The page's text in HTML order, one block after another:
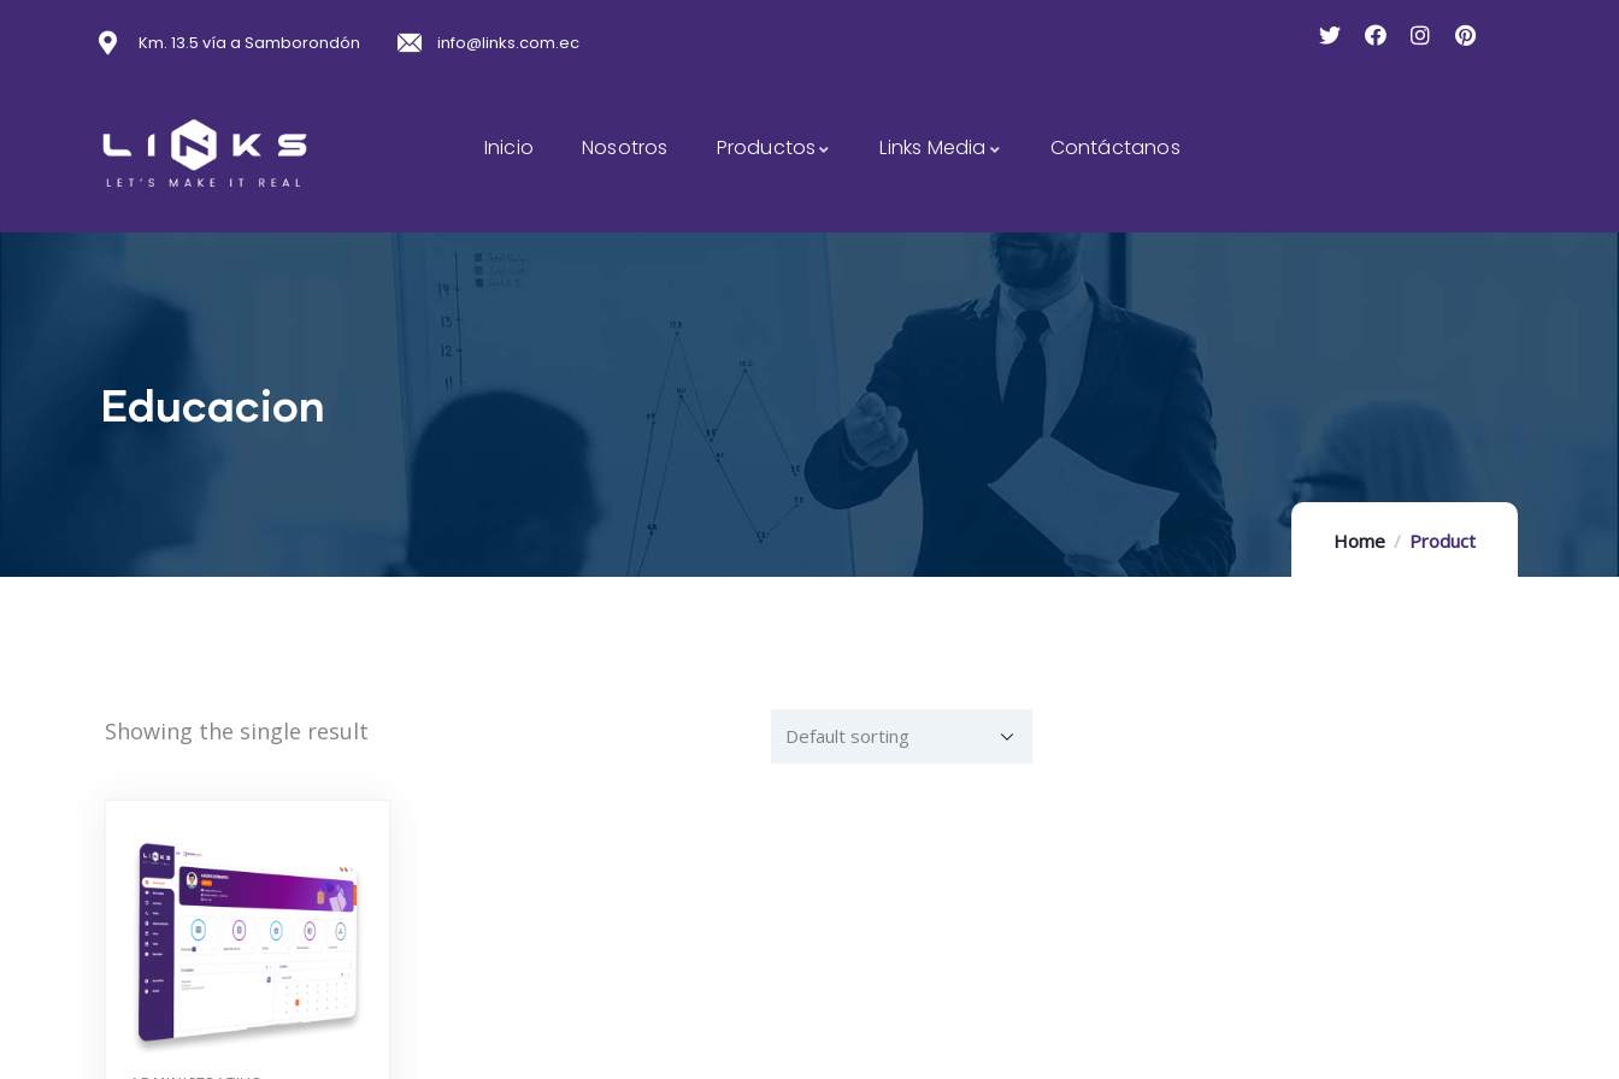
Km. 13.5 vía a Samborondón info@links.com.ec
Inicio Nosotros Productos Links Media Contáctanos
Educacion
Home Product
Showing the single result